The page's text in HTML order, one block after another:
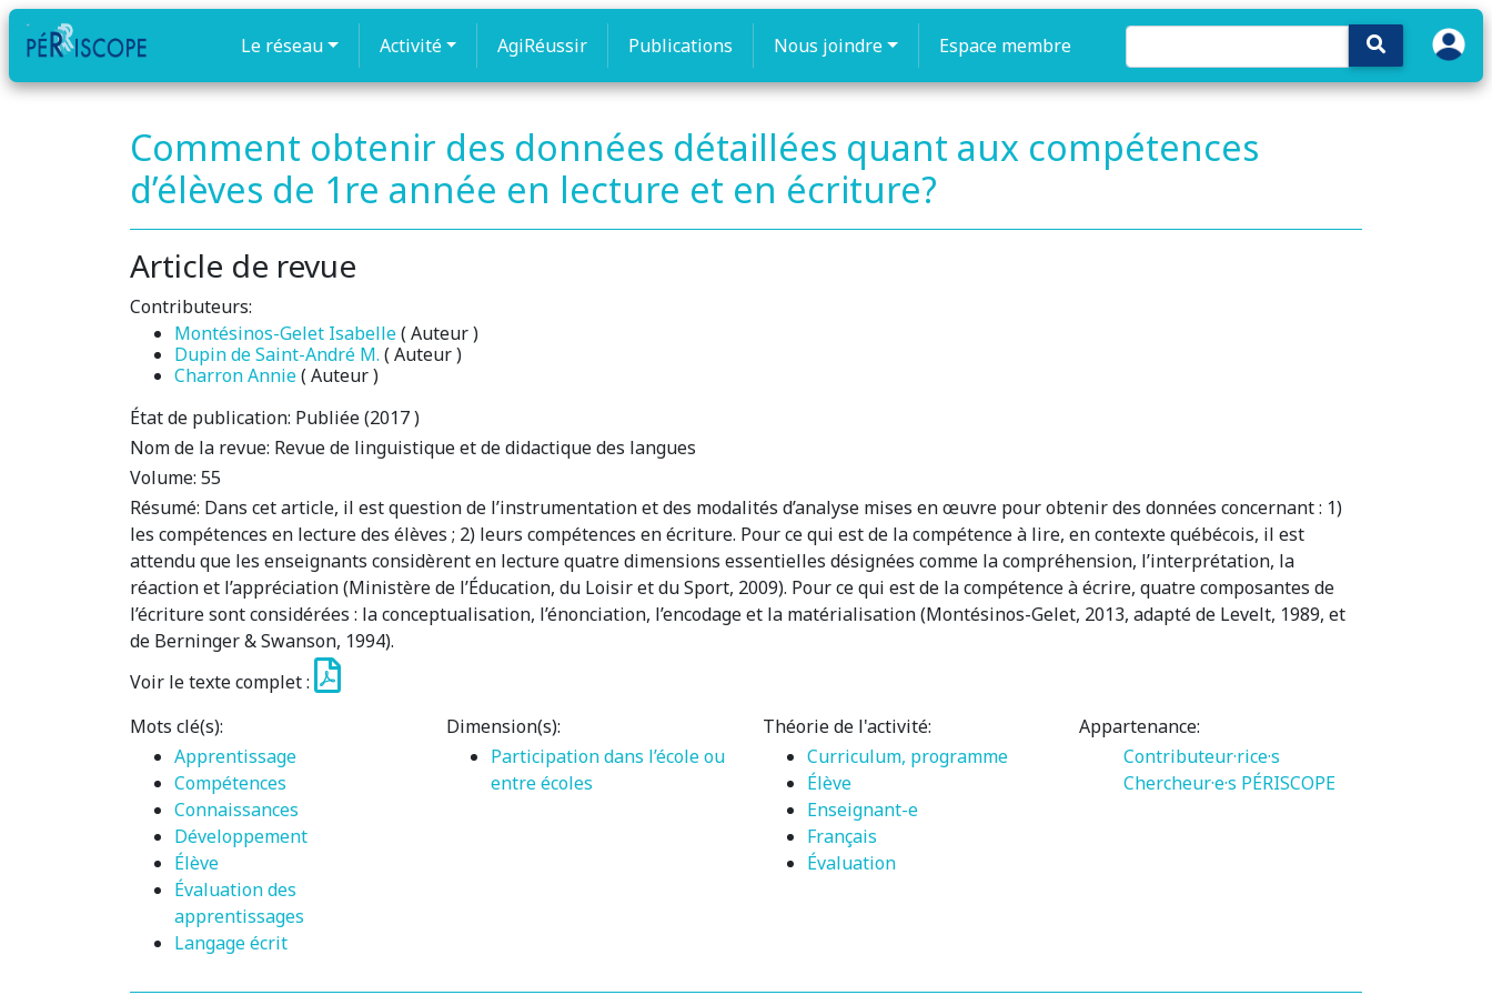
Le réseau Activité AgiRéussir Publications Nous joindre Espace membre
Comment obtenir des données détaillées quant aux compétences
d’élèves de 1re année en lecture et en écriture?
Article de revue
Contributeurs:
Montésinos-Gelet Isabelle( Auteur )
Dupin de Saint-André M. ( Auteur )
Charron Annie( Auteur )
État de publication: Publiée (2017 )
Nom de la revue: Revue de linguistique et de didactique des langues
Volume: 55
Résumé: Dans cet article, il est question de l’instrumentation et des modalités d’analyse mises en œuvre pour obtenir des données concernant : 1)
les compétences en lecture des élèves ; 2) leurs compétences en écriture. Pour ce qui est de la compétence à lire, en contexte québécois, il est
attendu que les enseignants considèrent en lecture quatre dimensions essentielles désignées comme la compréhension, l’interprétation, la
réaction et l’appréciation (Ministère de l’Éducation, du Loisir et du Sport, 2009). Pour ce qui est de la compétence à écrire, quatre composantes de
l’écriture sont considérées : la conceptualisation, l’énonciation, l’encodage et la matérialisation (Montésinos-Gelet, 2013, adapté de Levelt, 1989, et
de Berninger & Swanson, 1994).
Voir le texte complet :
Mots clé(s):
Apprentissage
Compétences
Connaissances
Développement
Élève
Évaluation des
apprentissages
Langage écrit
Dimension(s):
Participation dans l’école ou
entre écoles
Théorie de l'activité:
Curriculum, programme
Élève
Enseignant-e
Français
Évaluation
Appartenance:
Contributeur·rice·s
Chercheur·e·s PÉRISCOPE